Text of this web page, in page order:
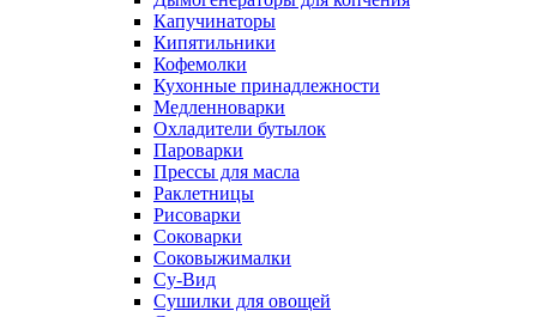
Капучинаторы
Кипятильники
Кофемолки
Кухонные принадлежности
Медленноварки
Охладители бутылок
Пароварки
Прессы для масла
Раклетницы
Рисоварки
Соковарки
Соковыжималки
Су-Вид
Сушилки для овощей